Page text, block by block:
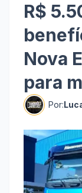
R$
Nova
para
Por: